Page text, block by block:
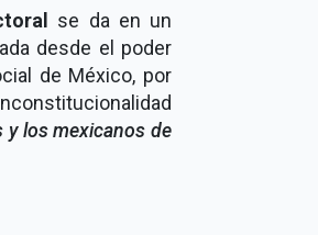
se da en un
desde el poder
de México, por
los mexicanos de